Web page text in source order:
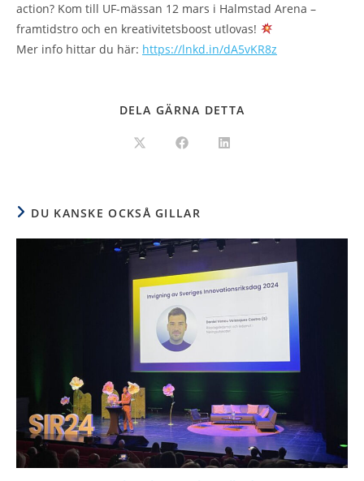
action? Kom till UF-mässan 12 mars i Halmstad Arena –
framtidstro och en kreativitetsboost utlovas!
Mer info hittar du här: https://lnkd.in/dA5vKR8z
DELA GÄRNA DETTA
DU KANSKE OCKSÅ GILLAR